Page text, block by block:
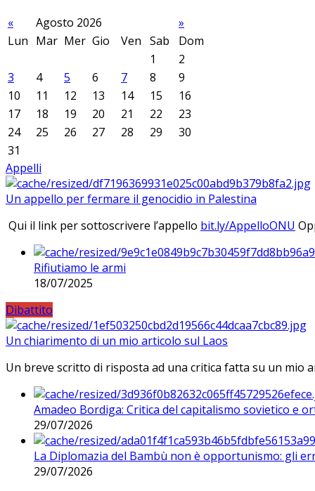
« Agosto 2026
»
Lun Mar Mer Gio Ven Sab
Dom
1
2
3
4 5 6 7 8
9
10
11 12 13 14 15
16
17
18 19 20 21 22
23
24
25 26 27 28 29
30
31
Appelli
Un appello per fermare il genocidio in Palestina
Qui il link per sottoscrivere l’appello bit.ly/AppelloONU
Rifiutiamo le armi
18/07/2025
Dibattito
Un chiarimento di un mio articolo sul Laos
Un breve scritto di risposta ad una critica fatta su un mio
Amadeo Bordiga: Critica del capitalismo sovietico e
29/07/2026
La Diplomazia del Bambù non è opportunismo: gli
29/07/2026